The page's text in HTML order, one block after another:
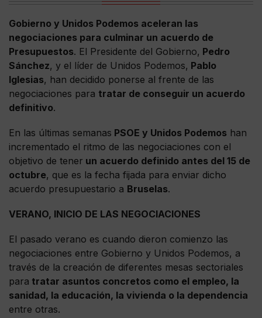
Gobierno y Unidos Podemos aceleran las
negociaciones para culminar un acuerdo de
Presupuestos. El Presidente del Gobierno, Pedro
Sánchez, y el líder de Unidos Podemos, Pablo
Iglesias, han decidido ponerse al frente de las
negociaciones para tratar de conseguir un acuerdo
definitivo.
En las últimas semanas PSOE y Unidos Podemos han
incrementado el ritmo de las negociaciones con el
objetivo de tener un acuerdo definido antes del 15 de
octubre, que es la fecha fijada para enviar dicho
acuerdo presupuestario a Bruselas.
VERANO, INICIO DE LAS NEGOCIACIONES
El pasado verano es cuando dieron comienzo las
negociaciones entre Gobierno y Unidos Podemos, a
través de la creación de diferentes mesas sectoriales
para tratar asuntos concretos como el empleo, la
sanidad, la educación, la vivienda o la dependencia
entre otras.